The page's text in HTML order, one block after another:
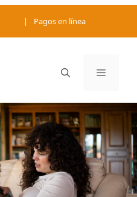
| Pagos en línea